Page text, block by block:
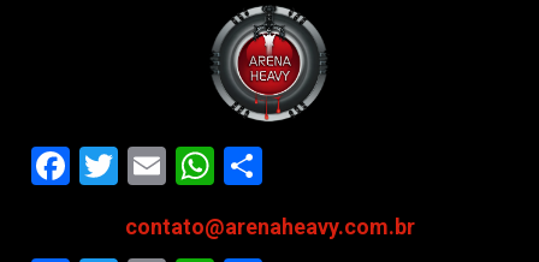
Facebook
Twitter
EmailWhatsApp
contato@arenaheavy.com.br